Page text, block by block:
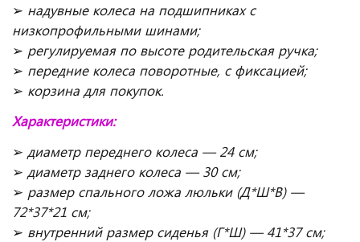
➢ надувные колеса на подшипниках с
низкопрофильными шинами;
➢ регулируемая по высоте родительская ручка;
➢ передние колеса поворотные, с фиксацией;
➢ корзина для покупок.
Характеристики:
➢ диаметр переднего колеса — 24 см;
➢ диаметр заднего колеса — 30 см;
➢ размер спального ложа люльки (Д*Ш*В) —
72*37*21 см;
➢ внутренний размер сиденья (Г*Ш) — 41*37 см;